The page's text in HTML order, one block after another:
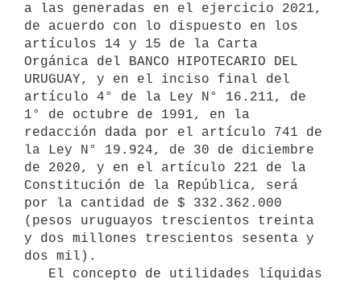
a las generadas en el ejercicio 2021,
de acuerdo con lo dispuesto en los
artículos 14 y 15 de la Carta
Orgánica del BANCO HIPOTECARIO DEL
URUGUAY, y en el inciso final del
artículo 4° de la Ley N° 16.211, de
1° de octubre de 1991, en la
redacción dada por el artículo 741 de
la Ley N° 19.924, de 30 de diciembre
de 2020, y en el artículo 221 de la
Constitución de la República, será
por la cantidad de $ 332.362.000
(pesos uruguayos trescientos treinta
y dos millones trescientos sesenta y
dos mil).